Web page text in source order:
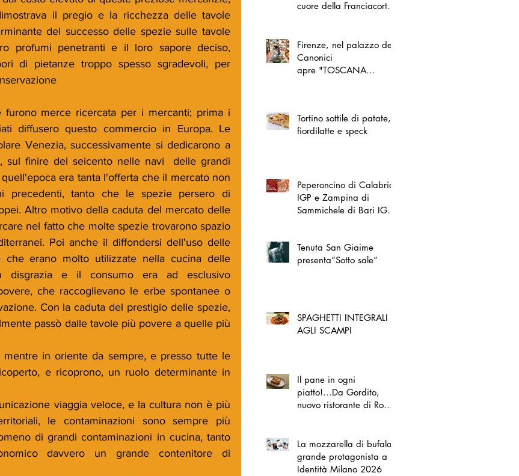
il pregio e la ricchezza delle tavole
del successo delle spezie sulle tavole
profumi penetranti e il loro sapore deciso,
di pietanze troppo spesso sgradevoli, per
merce ricercata per i mercanti; prima i
diffusero questo commercio in Europa. Le
Venezia, successivamente si dedicarono a
sul finire del seicento nelle navi  delle grandi
era tanta l'offerta che il mercato non
precedenti, tanto che le spezie persero di
Altro motivo della caduta del mercato delle
nel fatto che molte spezie trovarono spazio
Poi anche il diffondersi dell'uso delle
che erano molto utilizzate nella cucina delle
disgrazia e il consumo era ad esclusivo
che raccoglievano le erbe spontanee o
Con la caduta del prestigio delle spezie,
passò dalle tavole più povere a quelle più
mentre in oriente da sempre, e presso tutte le
e ricoprono, un ruolo determinante in
viaggia veloce, e la cultura non è più
le contaminazioni sono sempre più
di grandi contaminazioni in cucina, tanto
davvero un grande contenitore di
cuore della Franciacorta,
Firenze, nel palazzo dei
Canonici
apre "TOSCANA
Tortino sottile di patate,
fiordilatte e speck
Peperoncino di Calabria
IGP e Zampina di
Sammichele di Bari IGP
Tenuta San Giaime
presenta“Sotto sale”
SPAGHETTI INTEGRALI
AGLI SCAMPI
Il pane in ogni
piatto!...Da Gordito,
nuovo ristorante di Roma
La mozzarella di bufala
grande protagonista a
Identità Milano 2026